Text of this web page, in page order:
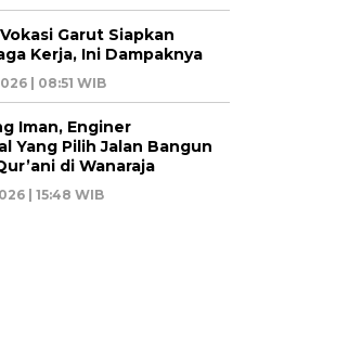
Garut Siapkan
Kerja, Ini Dampaknya
| 08:51 WIB
Iman, Enginer
Yang Pilih Jalan Bangun
di Wanaraja
| 15:48 WIB